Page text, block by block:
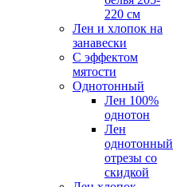
220 см
Лен и хлопок на
занавески
С эффектом
мятости
Однотонный
Лен 100%
однотон
Лен
однотонный
отрезы со
скидкой